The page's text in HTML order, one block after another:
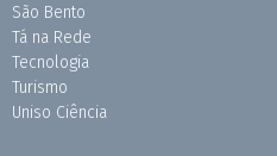
São Bento
Tá na Rede
Tecnologia
Turismo
Uniso Ciência